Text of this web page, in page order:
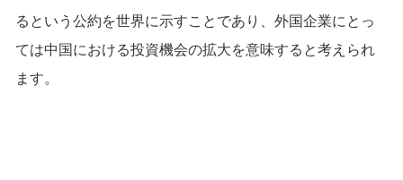
るという公約を世界に示すことであり、外国企業にとっ
ては中国における投資機会の拡大を意味すると考えられ
ます。